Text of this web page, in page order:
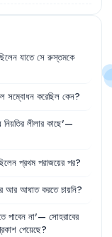
যাতে সে রুস্তমকে
সম্বোধন করেছিল কেন?
নিয়তির লীলার কাছে'—
প্রথম পরাজয়ের পর?
আর আঘাত করতে চায়নি?
পাবেন না'— সোহরাবের
পেয়েছে?